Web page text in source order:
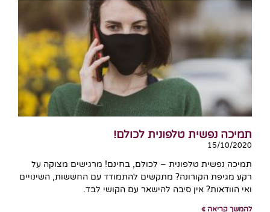
תמיכה נפשית טלפונית לכולם!
15/10/2020
תמיכה נפשית טלפונית – לכולם, בחינם! מרגישים מצוקה על
רקע מגיפת הקורונה? מתקשים להתמודד עם החששות, השינויים
ואי הוודאות? אין סיבה להישאר עם הקושי לבד.
להמשך קריאה »